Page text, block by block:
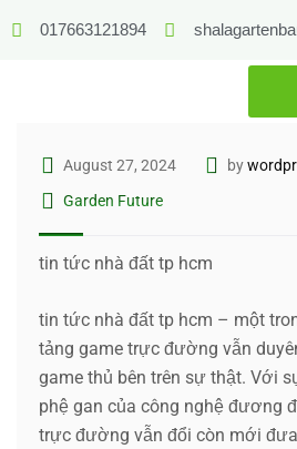
017663121894
August 27, 2024 by
Garden Future
tin tức nhà đất tp hcm
tin tức nhà đất tp hcm – một
tảng game trực đường vẫn
game thủ bên trên sự thật. Với
phệ gan của công nghệ đương
trực đường vẫn đổi còn mới